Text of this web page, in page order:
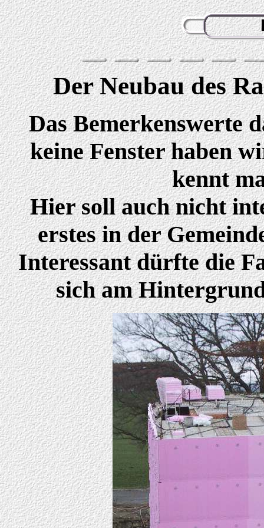
Der Neubau des
Das Bemerkenswerte
keine Fenster haben
kennt
Hier soll auch nicht
erstes in der
Interessant dürfte die
sich am